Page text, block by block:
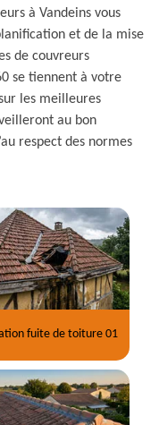
à Vandeins vous
et de la mise
de couvreurs
se tiennent à votre
les meilleures
au bon
respect des normes
fuite de toiture 01